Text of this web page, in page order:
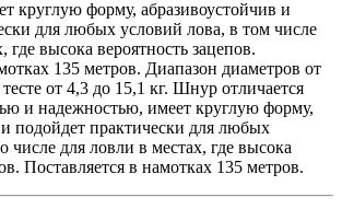
круглую форму, абразивоустойчив и
для любых условий лова, в том числе
где высока вероятность зацепов.
135 метров. Диапазон диаметров от
от 4,3 до 15,1 кг. Шнур отличается
и надежностью, имеет круглую форму,
подойдет практически для любых
числе для ловли в местах, где высока
Поставляется в намотках 135 метров.